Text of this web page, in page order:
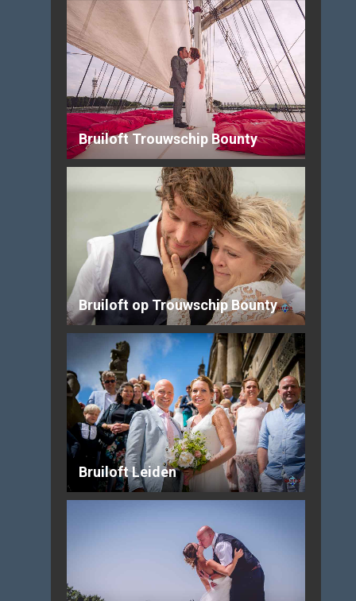
Bruiloft Trouwschip Bounty
Bruiloft op Trouwschip Bounty
Bruiloft Leiden